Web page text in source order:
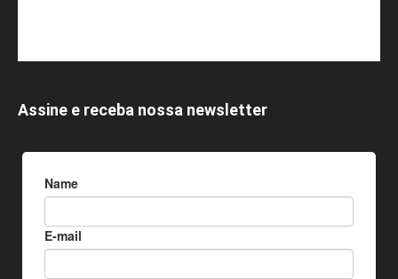
Assine e receba nossa newsletter